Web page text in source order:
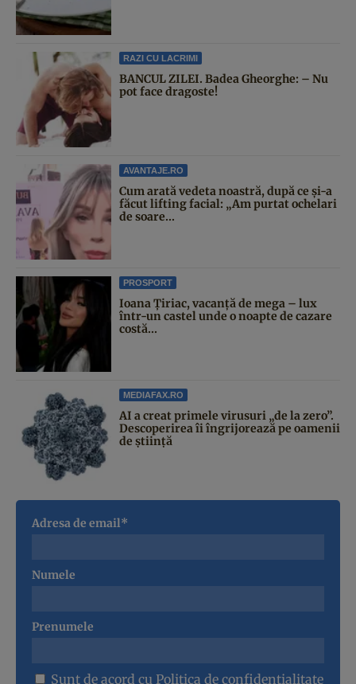
RAZI CU LACRIMI
BANCUL ZILEI. Badea Gheorghe: – Nu
pot face dragoste!
AVANTAJE.RO
Cum arată vedeta noastră, după ce și-a
făcut lifting facial: „Am purtat ochelari
de soare...
PROSPORT
Ioana Țiriac, vacanță de mega – lux
într-un castel unde o noapte de cazare
costă...
MEDIAFAX.RO
AI a creat primele virusuri „de la zero”.
Descoperirea îi îngrijorează pe oamenii
de știință
Adresa de email*
Numele
Prenumele
Sunt de acord cu Politica de confidentialitate